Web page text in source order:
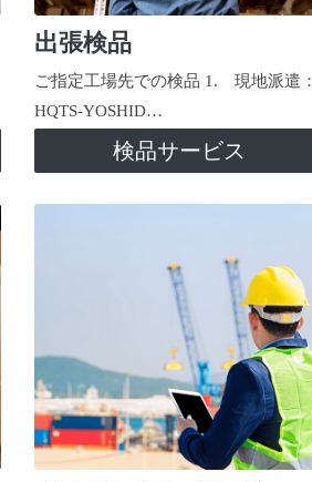
出張検品
ご指定工場先での検品 1. 現地派遣：
HQTS-YOSHID…
検品サービス